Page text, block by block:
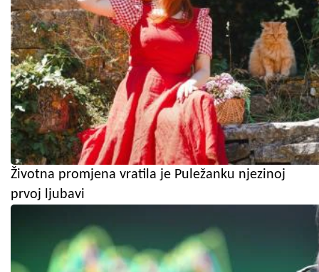
Životna promjena vratila je Puležanku njezinoj
prvoj ljubavi